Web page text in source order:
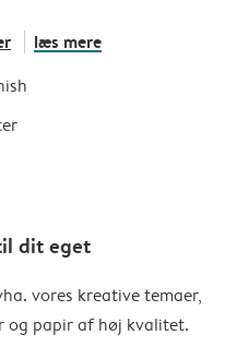
læs mere
dit eget
vores kreative temaer,
og papir af høj kvalitet.